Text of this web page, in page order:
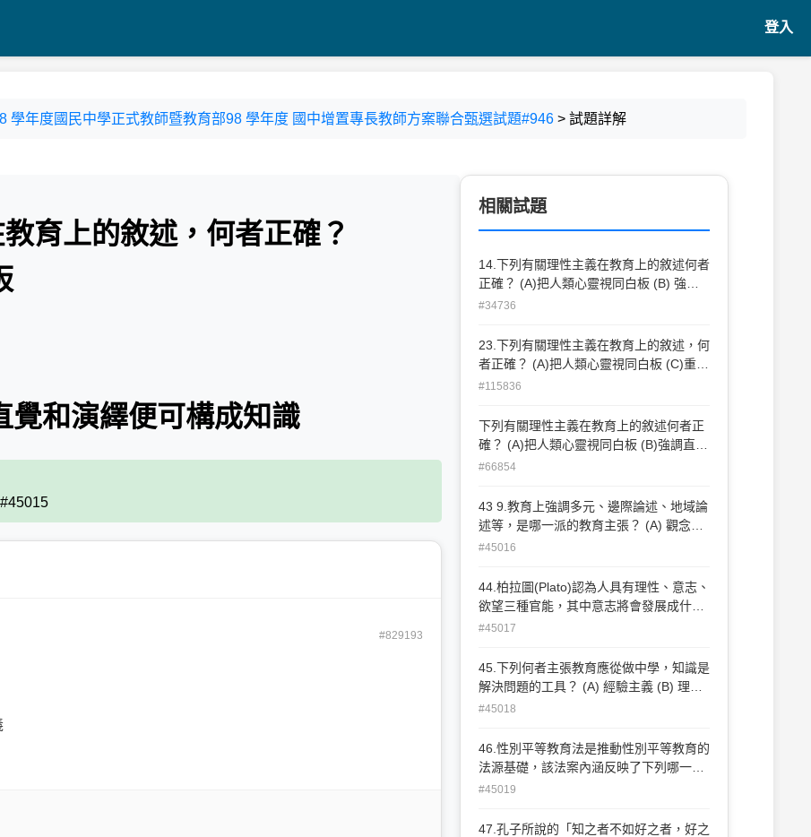
登入
學年度國民中學正式教師暨教育部98 學年度 國中增置專長教師方案聯合甄選試題#946 > 試題詳解
育上的敘述，何者正確？
覺和演繹便可構成知識
#829193
相關試題
14.下列有關理性主義在教育上的敘述何者
正確？ (A)把人類心靈視同白板 (B) 強調
直觀教學 (C)重視感官訓練 (D) 主張藉自
#34736
23.下列有關理性主義在教育上的敘述，何
者正確？ (A)把人類心靈視同白板 (C)重視
感官訓練 (B)強調直觀教學 (D)主張藉自明
#115836
下列有關理性主義在教育上的敘述何者正
確？ (A)把人類心靈視同白板 (B)強調直觀
教學 (C)重視感官訓練 (D)主張藉自明之理
#66854
43 9.教育上強調多元、邊際論述、地域論
述等，是哪一派的教育主張？ (A) 觀念分
析哲學 (B) 進步主義 (C) 後現代主義 (D)
#45016
44.柏拉圖(Plato)認為人具有理性、意志、
欲望三種官能，其中意志將會發展成什
麼？ (A) 智德 (B) 仁德 (C) 勇德 (D) 節制
#45017
45.下列何者主張教育應從做中學，知識是
解決問題的工具？ (A) 經驗主義 (B) 理性
主義 (C) 自然主義 (D) 進步主義
#45018
46.性別平等教育法是推動性別平等教育的
法源基礎，該法案內涵反映了下列哪一思
潮？ (A) 性別主義(B) 自由主義(C) 永恆主
#45019
47.孔子所說的「知之者不如好之者，好之